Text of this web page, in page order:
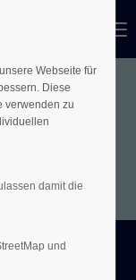
but
be
Webseite für
Diese
verwenden zu
damit die
und